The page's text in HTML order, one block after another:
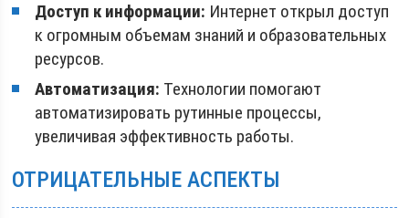
Доступ к информации: Интернет открыл доступ
к огромным объемам знаний и образовательных
ресурсов.
Автоматизация: Технологии помогают
автоматизировать рутинные процессы,
увеличивая эффективность работы.
ОТРИЦАТЕЛЬНЫЕ АСПЕКТЫ